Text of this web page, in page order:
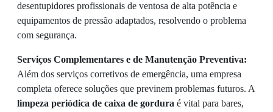
desentupidores profissionais de ventosa de alta potência e
equipamentos de pressão adaptados, resolvendo o problema
com segurança.
Serviços Complementares e de Manutenção Preventiva:
Além dos serviços corretivos de emergência, uma empresa
completa oferece soluções que previnem problemas futuros. A
limpeza periódica de caixa de gordura é vital para bares,